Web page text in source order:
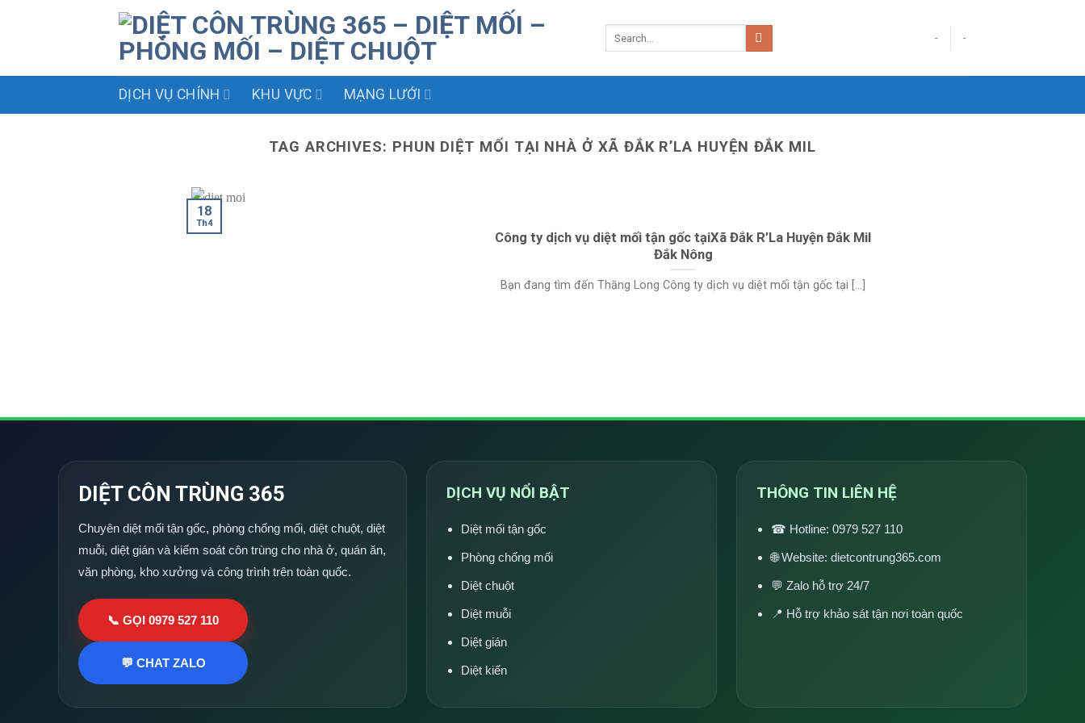
- -
DỊCH VỤ CHÍNH KHU VỰC MẠNG LƯỚI
TAG ARCHIVES: PHUN DIỆT MỐI TẠI NHÀ Ở XÃ ĐẮK R’LA HUYỆN ĐẮK MIL
Công ty dịch vụ diệt mối tận gốc tạiXã Đắk R’La Huyện Đắk Mil
Đắk Nông
Bạn đang tìm đến Thăng Long Công ty dịch vụ diệt mối tận gốc tại [...]
18
Th4
DIỆT CÔN TRÙNG 365
Chuyên diệt mối tận gốc, phòng chống mối, diệt chuột, diệt
muỗi, diệt gián và kiểm soát côn trùng cho nhà ở, quán ăn,
văn phòng, kho xưởng và công trình trên toàn quốc.
📞 GỌI 0979 527 110
💬 CHAT ZALO
DỊCH VỤ NỔI BẬT
Diệt mối tận gốc
Phòng chống mối
Diệt chuột
Diệt muỗi
Diệt gián
Diệt kiến
THÔNG TIN LIÊN HỆ
☎ Hotline: 0979 527 110
🌐 Website: dietcontrung365.com
💬 Zalo hỗ trợ 24/7
📍 Hỗ trợ khảo sát tận nơi toàn quốc